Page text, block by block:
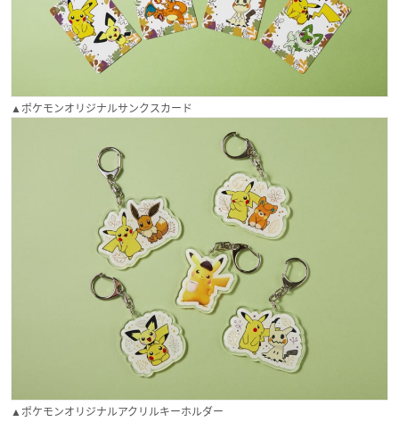
▲ポケモンオリジナルサンクスカード
▲ポケモンオリジナルアクリルキーホルダー